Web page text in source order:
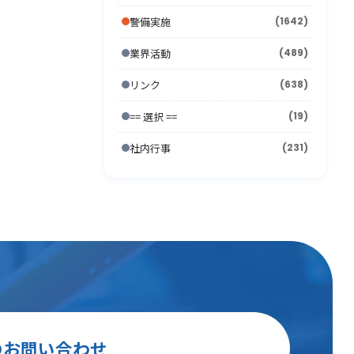
2010年2月 (7)
2010年1月 (13)
2009年2月 (15)
2009年1月 (16)
2008年4月 (11)
2008年3月 (26)
2008年1月 (10)
2007年5月 (24)
2007年4月 (21)
2007年3月 (31)
2007年2月 (33)
2007年1月 (24)
2006年6月 (26)
2006年5月 (23)
2006年4月 (36)
2006年3月 (27)
2006年2月 (13)
2005年8月 (14)
2005年7月 (8)
2005年6月 (9)
2005年5月 (11)
2005年4月 (15)
2005年3月 (15)
警備実施 (1642)
業界活動 (489)
リンク (638)
== 選択 == (19)
社内行事 (231)
問い合わせ